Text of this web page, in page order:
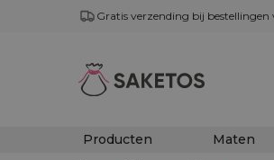
Gratis verzending bij bestellingen
Producten Maten